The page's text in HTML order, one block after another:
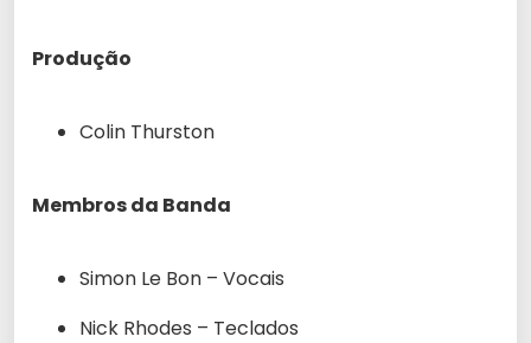
Produção
Colin Thurston
Membros da Banda
Simon Le Bon – Vocais
Nick Rhodes – Teclados